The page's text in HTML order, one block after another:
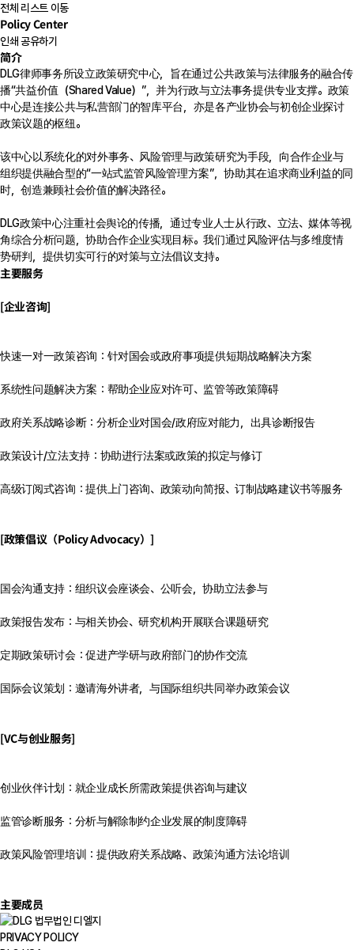
전체 리스트 이동
Policy Center
인쇄 공유하기
简介
DLG律师事务所设立政策研究中心，旨在通过公共政策与法律服务的融合传
播“共益价值（Shared Value）”，并为行政与立法事务提供专业支撑。政策
中心是连接公共与私营部门的智库平台，亦是各产业协会与初创企业探讨
政策议题的枢纽。
该中心以系统化的对外事务、风险管理与政策研究为手段，向合作企业与
组织提供融合型的“一站式监管风险管理方案”，协助其在追求商业利益的同
时，创造兼顾社会价值的解决路径。
DLG政策中心注重社会舆论的传播，通过专业人士从行政、立法、媒体等视
角综合分析问题，协助合作企业实现目标。我们通过风险评估与多维度情
势研判，提供切实可行的对策与立法倡议支持。
主要服务
[企业咨询]
快速一对一政策咨询：针对国会或政府事项提供短期战略解决方案
系统性问题解决方案：帮助企业应对许可、监管等政策障碍
政府关系战略诊断：分析企业对国会/政府应对能力，出具诊断报告
政策设计/立法支持：协助进行法案或政策的拟定与修订
高级订阅式咨询：提供上门咨询、政策动向简报、订制战略建议书等服务
[政策倡议（Policy Advocacy）]
国会沟通支持：组织议会座谈会、公听会，协助立法参与
政策报告发布：与相关协会、研究机构开展联合课题研究
定期政策研讨会：促进产学研与政府部门的协作交流
国际会议策划：邀请海外讲者，与国际组织共同举办政策会议
[VC与创业服务]
创业伙伴计划：就企业成长所需政策提供咨询与建议
监管诊断服务：分析与解除制约企业发展的制度障碍
政策风险管理培训：提供政府关系战略、政策沟通方法论培训
主要成员
PRIVACY POLICY